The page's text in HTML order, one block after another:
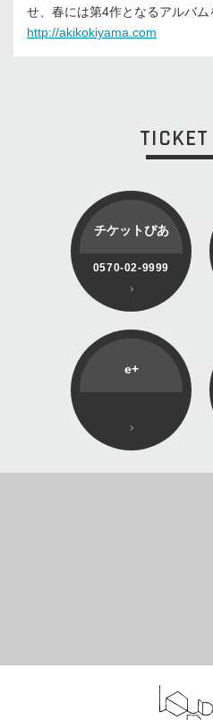
せ、春には第4作となるアルバム
http://akikokiyama.com
チケットぴあ
0570-02-9999
e+